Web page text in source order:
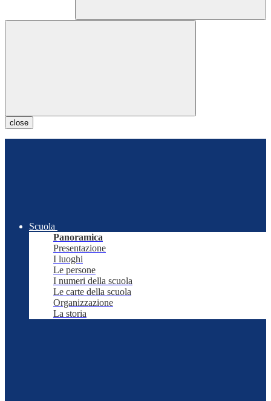
close
Scuola
Panoramica
Presentazione
I luoghi
Le persone
I numeri della scuola
Le carte della scuola
Organizzazione
La storia